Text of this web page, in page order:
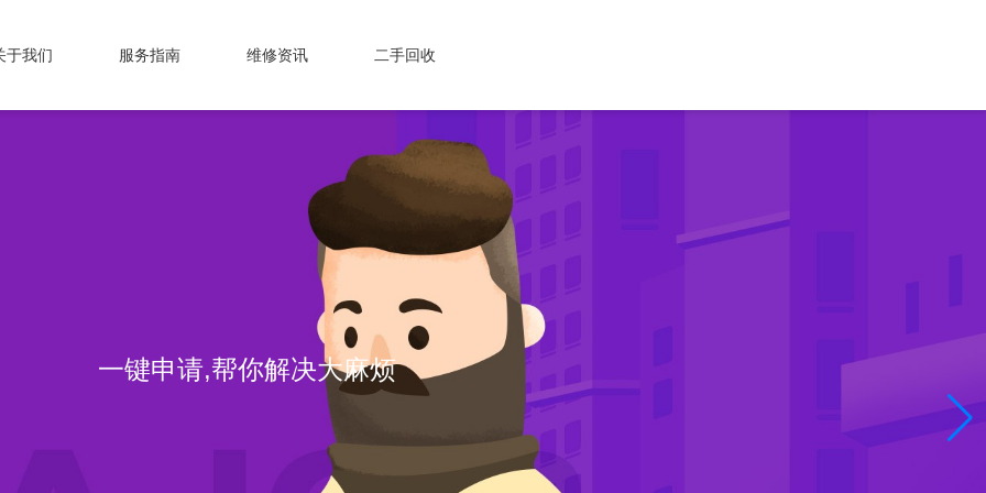
于我们 服务指南 维修资讯 二手回收
一键申请,帮你解决大麻烦